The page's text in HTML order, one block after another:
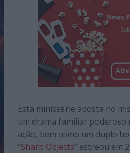
Esta minissérie aposta no
um drama familiar poderoso
ação, bem como um duplo
“Sharp Objects” estreou em